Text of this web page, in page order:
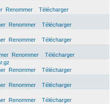
Renommer
Télécharger
Renommer
Télécharger
Renommer
Télécharger
Renommer
Télécharger
Renommer
Télécharger
Renommer
Télécharger
Renommer
Télécharger